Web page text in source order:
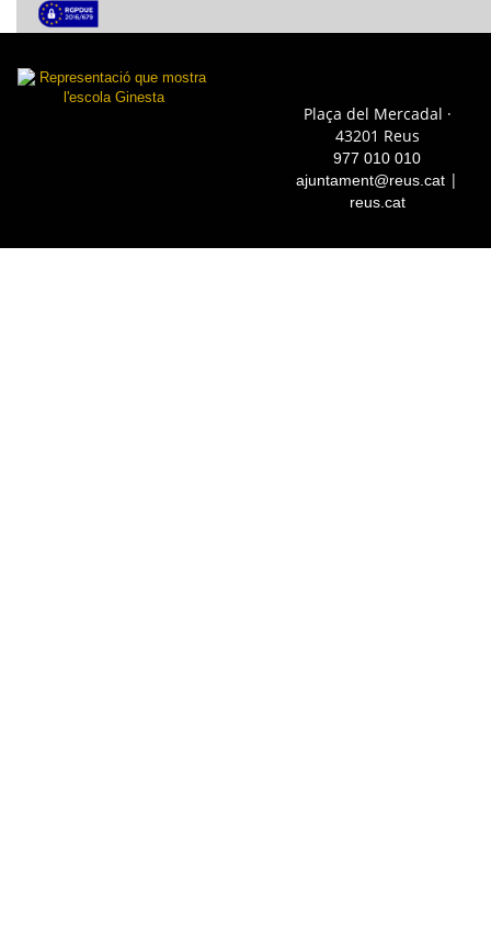
Plaça del Mercadal ·
43201 Reus
977 010 010
ajuntament@reus.cat |
reus.cat